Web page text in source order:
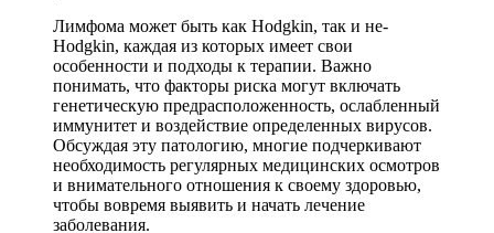
Лимфома может быть как Hodgkin, так и не-
Hodgkin, каждая из которых имеет свои
особенности и подходы к терапии. Важно
понимать, что факторы риска могут включать
генетическую предрасположенность, ослабленный
иммунитет и воздействие определенных вирусов.
Обсуждая эту патологию, многие подчеркивают
необходимость регулярных медицинских осмотров
и внимательного отношения к своему здоровью,
чтобы вовремя выявить и начать лечение
заболевания.